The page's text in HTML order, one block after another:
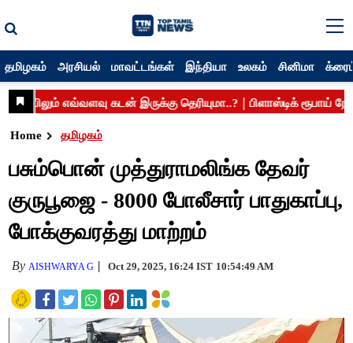
தமிழகம் அரசியல் மாவட்டங்கள் இந்தியா உலகம் சினிமா
Home தமிழகம்
பசும்பொன் முத்துராமலிங்க தேவர்
குருபூஜை - 8000 போலீசார் பாதுகாப்பு,
போக்குவரத்து மாற்றம்
By AISHWARYA G Oct 29, 2025, 16:24 IST 10:54:49 AM